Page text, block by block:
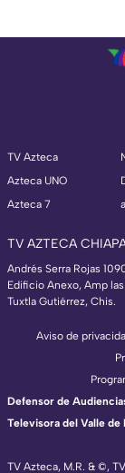
TV Azteca
Azteca UNO
Azteca 7
TV AZTECA
Andrés Serra Rojas
Edificio Anexo, Amp
Tuxtla Gutiérrez, Chis.
TV Azteca, M.R. & ©,
Aviso de
Defensor de
Televisora del Valle de